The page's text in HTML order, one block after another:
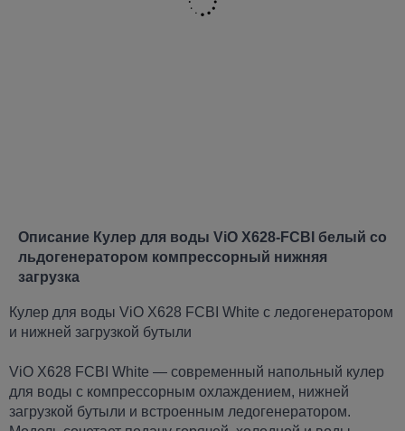
Описание Кулер для воды ViO X628-FCBI белый со
льдогенератором компрессорный нижняя
загрузка
Кулер для воды ViO X628 FCBI White с ледогенератором
и нижней загрузкой бутыли
ViO X628 FCBI White — современный напольный кулер
для воды с компрессорным охлаждением, нижней
загрузкой бутыли и встроенным ледогенератором.